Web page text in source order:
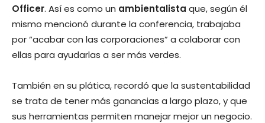
Officer. Así es como un ambientalista que, según él
mismo mencionó durante la conferencia, trabajaba
por “acabar con las corporaciones” a colaborar con
ellas para ayudarlas a ser más verdes.
También en su plática, recordó que la sustentabilidad
se trata de tener más ganancias a largo plazo, y que
sus herramientas permiten manejar mejor un negocio.